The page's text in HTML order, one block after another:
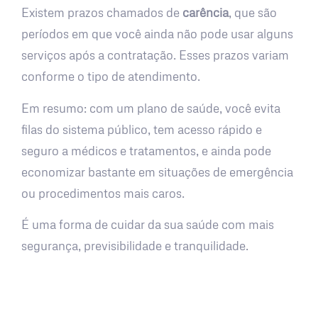
Existem prazos chamados de carência, que são
períodos em que você ainda não pode usar alguns
serviços após a contratação. Esses prazos variam
conforme o tipo de atendimento.
Em resumo: com um plano de saúde, você evita
filas do sistema público, tem acesso rápido e
seguro a médicos e tratamentos, e ainda pode
economizar bastante em situações de emergência
ou procedimentos mais caros.
É uma forma de cuidar da sua saúde com mais
segurança, previsibilidade e tranquilidade.